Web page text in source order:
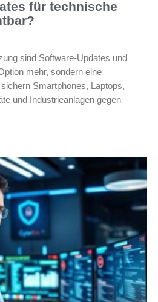
für technische
sind Software-Updates und
mehr, sondern eine
Smartphones, Laptops,
und Industrieanlagen gegen